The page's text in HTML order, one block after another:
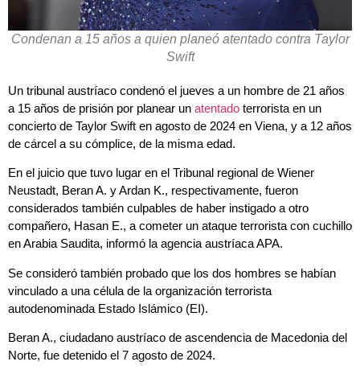
Condenan a 15 años a quien planeó atentado contra Taylor
Swift
Un tribunal austríaco condenó el jueves a un hombre de 21 años
a 15 años de prisión por planear un atentado terrorista en un
concierto de Taylor Swift en agosto de 2024 en Viena, y a 12 años
de cárcel a su cómplice, de la misma edad.
En el juicio que tuvo lugar en el Tribunal regional de Wiener
Neustadt, Beran A. y Ardan K., respectivamente, fueron
considerados también culpables de haber instigado a otro
compañero, Hasan E., a cometer un ataque terrorista con cuchillo
en Arabia Saudita, informó la agencia austríaca APA.
Se consideró también probado que los dos hombres se habían
vinculado a una célula de la organización terrorista
autodenominada Estado Islámico (EI).
Beran A., ciudadano austríaco de ascendencia de Macedonia del
Norte, fue detenido el 7 agosto de 2024.